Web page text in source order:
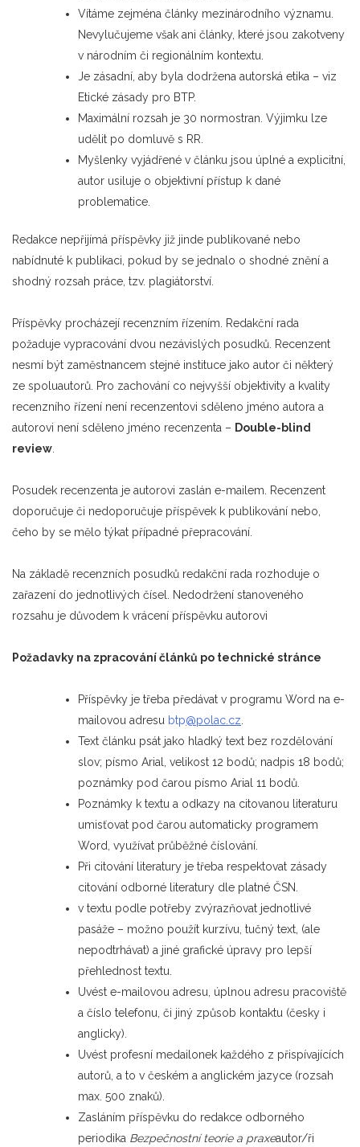
Vítáme zejména články mezinárodního významu.
Nevylučujeme však ani články, které jsou zakotveny
v národním či regionálním kontextu.
Je zásadní, aby byla dodržena autorská etika – viz
Etické zásady pro BTP.
Maximální rozsah je 30 normostran. Výjimku lze
udělit po domluvě s RR.
Myšlenky vyjádřené v článku jsou úplné a explicitní,
autor usiluje o objektivní přístup k dané
problematice.
Redakce nepřijímá příspěvky již jinde publikované nebo
nabídnuté k publikaci, pokud by se jednalo o shodné znění a
shodný rozsah práce, tzv. plagiátorství.
Příspěvky procházejí recenzním řízením. Redakční rada
požaduje vypracování dvou nezávislých posudků. Recenzent
nesmí být zaměstnancem stejné instituce jako autor či některý
ze spoluautorů. Pro zachování co nejvyšší objektivity a kvality
recenzního řízení není recenzentovi sděleno jméno autora a
autorovi není sděleno jméno recenzenta – Double-blind
review
Posudek recenzenta je autorovi zaslán e-mailem. Recenzent
doporučuje či nedoporučuje příspěvek k publikování nebo,
čeho by se mělo týkat případné přepracování.
Na základě recenzních posudků redakční rada rozhoduje o
zařazení do jednotlivých čísel. Nedodržení stanoveného
rozsahu je důvodem k vrácení příspěvku autorovi
Požadavky na zpracování článků po technické stránce
Příspěvky je třeba předávat v programu Word na e-
mailovou adresu btp@polac.cz
Text článku psát jako hladký text bez rozdělování
slov; písmo Arial, velikost 12 bodů; nadpis 18 bodů;
poznámky pod čarou písmo Arial 11 bodů.
Poznámky k textu a odkazy na citovanou literaturu
umisťovat pod čarou automaticky programem
Word, využívat průběžné číslování.
Při citování literatury je třeba respektovat zásady
citování odborné literatury dle platné ČSN.
v textu podle potřeby zvýrazňovat jednotlivé
pasáže – možno použít kurzívu, tučný text, (ale
nepodtrhávat) a jiné grafické úpravy pro lepší
přehlednost textu.
Uvést e-mailovou adresu, úplnou adresu pracoviště
a číslo telefonu, či jiný způsob kontaktu (česky i
anglicky).
Uvést profesní medailonek každého z přispívajících
autorů, a to v českém a anglickém jazyce (rozsah
max. 500 znaků).
Zasláním příspěvku do redakce odborného
periodika Bezpečnostní teorie a praxeautor/ři